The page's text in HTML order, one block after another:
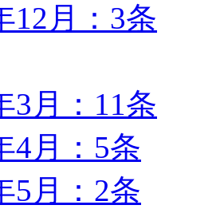
12月：3条
3月：11条
4月：5条
5月：2条